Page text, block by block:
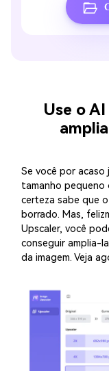
Use o
Se você por acaso
tamanho pequeno
certeza sabe que
borrado. Mas,
Upscaler, você
conseguir amplia-
da imagem. Veja